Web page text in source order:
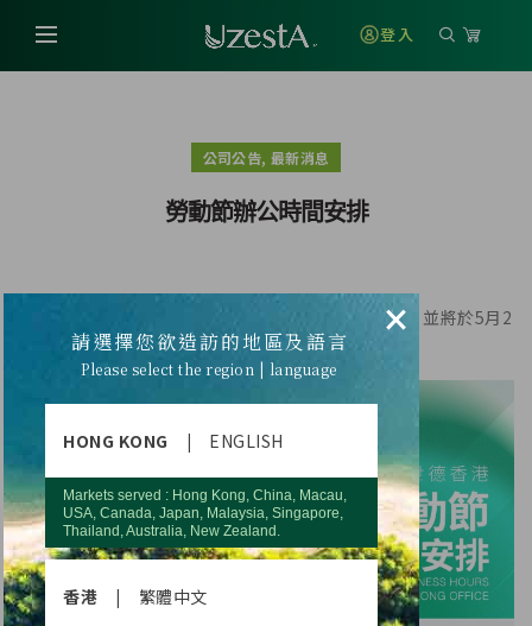
登入
公司公告, 最新消息
勞動節辦公時間安排
5月1日適逢勞動節假期 , 優世德香港公司將暫停服務, 並將於5月2
日恢復正常營業
×
請選擇您欲造訪的地區及語言
Please select the region | language
HONG KONG | ENGLISH
Markets served : Hong Kong, China, Macau,
USA, Canada, Japan, Malaysia, Singapore,
Thailand, Australia, New Zealand.
香港 | 繁體中文